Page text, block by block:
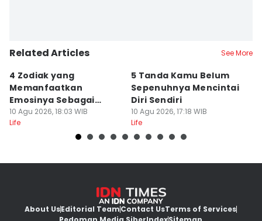
Related Articles See More
4 Zodiak yang
Memanfaatkan
Emosinya Sebagai
Senjata, Manipulatif?
10 Agu 2026, 18:03 WIB
Life
5 Tanda Kamu Belum
Sepenuhnya Mencintai
Diri Sendiri
10 Agu 2026, 17:18 WIB
Life
About UsEditorial TeamContact UsTerms of Services